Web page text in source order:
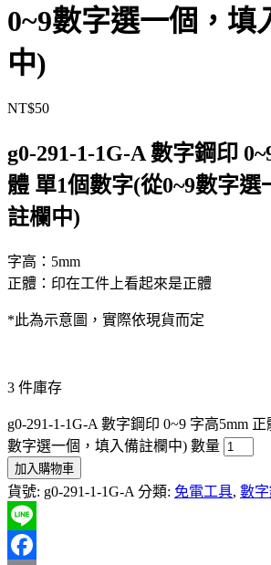
0~9數字選一個，填
中)
NT$50
g0-291-1-1G-A 數字鋼印
體 單1個數字(從0~9數字選
註欄中)
字高：5mm
正體：印在工件上看起來是正體
*此為示意圖，實際依現貨而定
3 件庫存
g0-291-1-1G-A 數字鋼印 0~9 字高5mm
數字選一個，填入備註欄中) 數量
加入購物車
貨號: g0-291-1-1G-A 分類: 免電工具, 數
Line